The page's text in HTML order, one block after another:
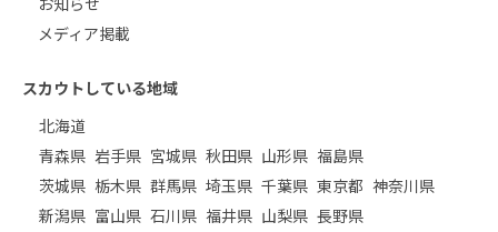
メディア掲載
スカウトしている地域
北海道
青森県 岩手県 宮城県 秋田県 山形県 福島県
茨城県 栃木県 群馬県 埼玉県 千葉県 東京都 神奈川県
新潟県 富山県 石川県 福井県 山梨県 長野県